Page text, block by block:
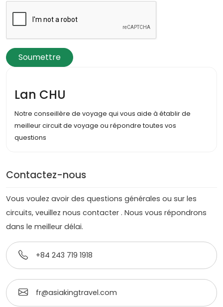
Soumettre
Lan CHU
Notre conseillère de voyage qui vous aide à établir de
meilleur circuit de voyage ou répondre toutes vos
questions
Contactez-nous
Vous voulez avoir des questions générales ou sur les
circuits, veuillez nous contacter . Nous vous répondrons
dans le meilleur délai.
+84 243 719 1918
fr@asiakingtravel.com